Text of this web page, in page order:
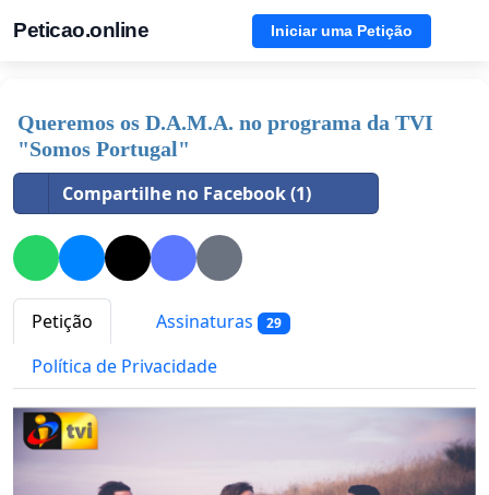
Peticao.online Iniciar uma Petição
Queremos os D.A.M.A. no programa da TVI
"Somos Portugal"
Compartilhe no Facebook (1)
Petição Assinaturas 29
Política de Privacidade